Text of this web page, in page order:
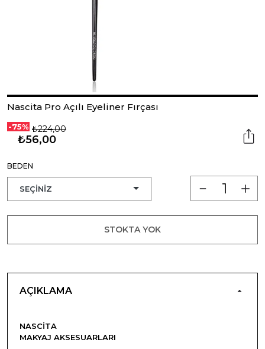
Nascita Pro Açılı Eyeliner Fırçası
-75% ₺224,00
₺56,00
BEDEN
STOKTA YOK
AÇIKLAMA
NASCITA
MAKYAJ AKSESUARLARI